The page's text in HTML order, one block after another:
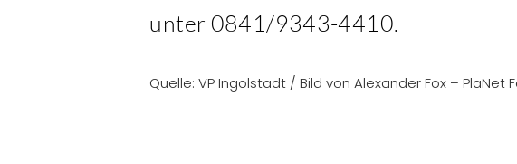
unter 0841/9343-4410.
Quelle: VP Ingolstadt / Bild von Alexander Fox – PlaNet